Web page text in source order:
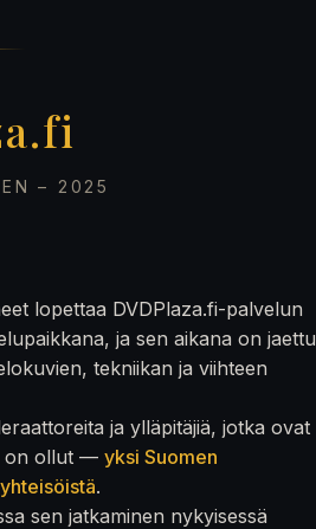
– 2025
lopettaa DVDPlaza.fi-palvelun
ja sen aikana on jaettu
tekniikan ja viihteen
ja ylläpitäjiä, jotka ovat
on ollut — yksi Suomen
.
sen jatkaminen nykyisessä